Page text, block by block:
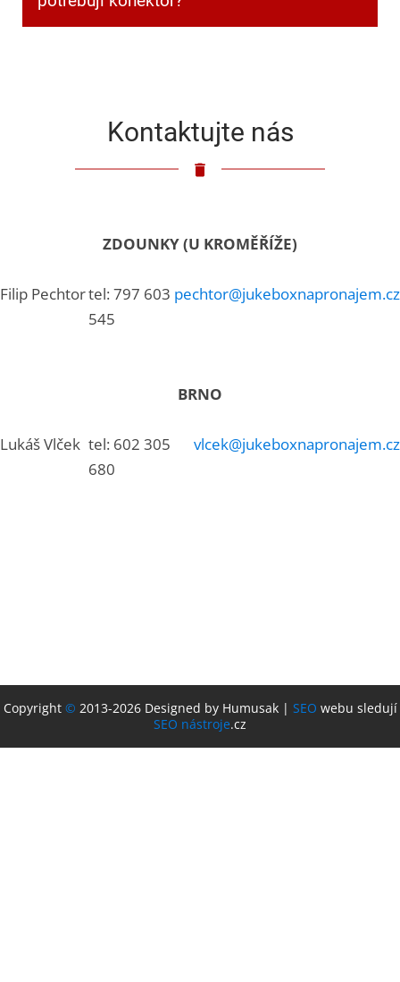
Kontaktujte nás
ZDOUNKY (U KROMĚŘÍŽE)
Filip Pechtortel: 797 603
545
pechtor@jukeboxnapronajem.cz
BRNO
Lukáš Vlček tel: 602 305
680
vlcek@jukeboxnapronajem.cz
Copyright © 2013-2026 Designed by Humusak | SEO webu sledují
SEO nástroje.cz